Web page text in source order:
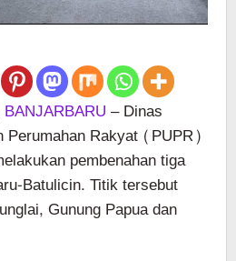
– Dinas
Perumahan Rakyat (PUPR)
pembenahan tiga
Batulicin. Titik tersebut
Gunung Papua dan